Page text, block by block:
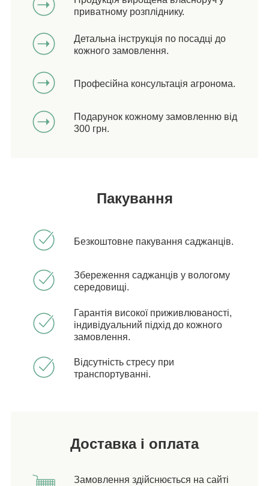
приватному розпліднику.
Детальна інструкція по посадці до
кожного замовлення.
Професійна консультація агронома.
Подарунок кожному замовленню від
300 грн.
Пакування
Безкоштовне пакування саджанців.
Збереження саджанців у вологому
середовищі.
Гарантія високої приживлюваності,
індивідуальний підхід до кожного
замовлення.
Відсутність стресу при
транспортуванні.
Доставка і оплата
Замовлення здійснюється на сайті